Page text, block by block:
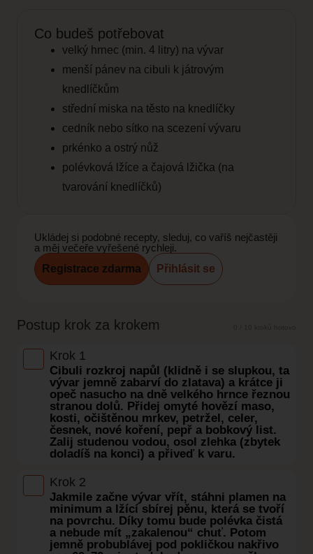
Co budeš potřebovat
velký hrnec (min. 4 litry) na vývar
menší pánev na cibuli k játrovým
knedlíčkům
střední miska na těsto na knedlíčky
cedník nebo sítko na scezení vývaru
prkénko a ostrý nůž
polévková lžíce a čajová lžička (na
tvarování knedlíčků)
Ukládej si podobné recepty, sleduj, co vaříš nejčastěji
a měj večeře vyřešené rychleji.
Registrace zdarma
Přihlásit se
Postup krok za krokem
Krok 1
Cibuli rozkroj napůl (klidně i se slupkou, ta
vývar jemně zabarví do zlatava) a krátce ji
opeč nasucho na dně velkého hrnce řeznou
stranou dolů. Přidej omyté hovězí maso,
kosti, očištěnou mrkev, petržel, celer,
česnek, nové koření, pepř a bobkový list.
Zalij studenou vodou, osol zlehka (zbytek
doladíš na konci) a přiveď k varu.
Krok 2
Jakmile začne vývar vřít, stáhni plamen na
minimum a lžící sbírej pěnu, která se tvoří
na povrchu. Díky tomu bude polévka čistá
a nebude mít „zakalenou“ chuť. Potom
jemně probublávej pod pokličkou nakřivo